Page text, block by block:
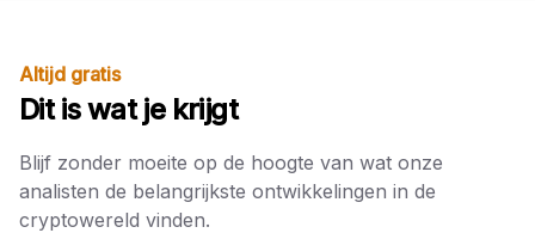
Altijd gratis
Dit is wat je krijgt
Blijf zonder moeite op de hoogte van wat onze
analisten de belangrijkste ontwikkelingen in de
cryptowereld vinden.